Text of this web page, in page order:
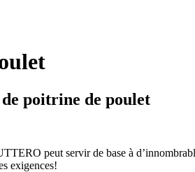
poitrine de poulet
peut servir de base à
exigences!